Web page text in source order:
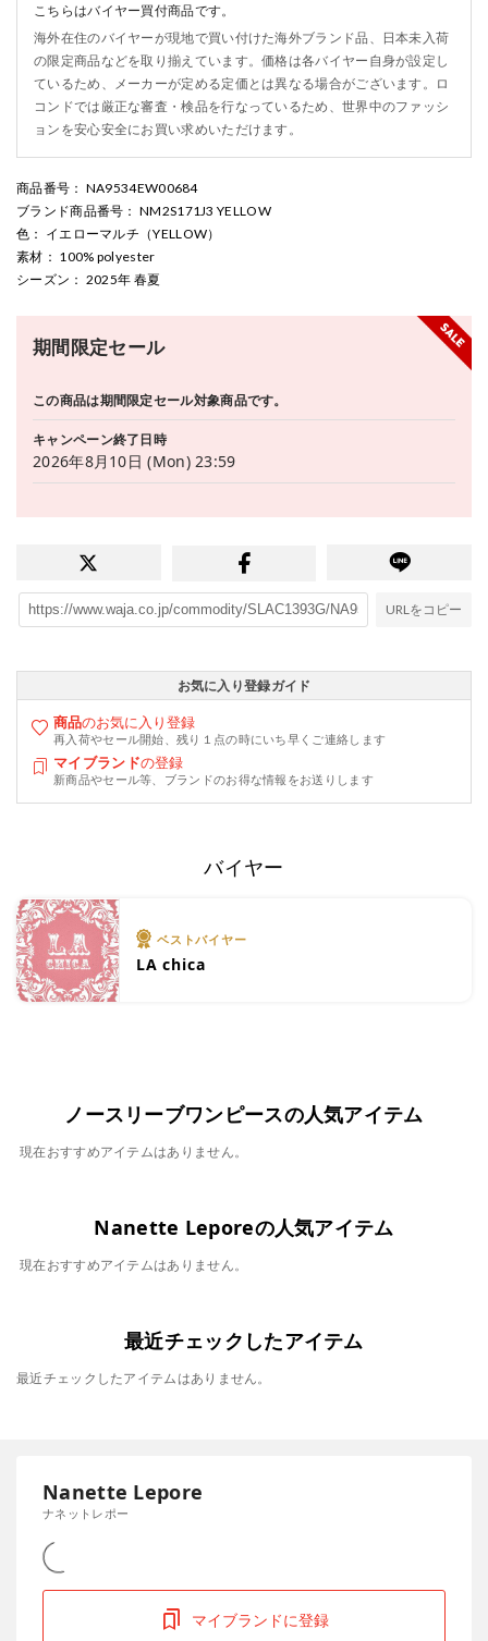
こちらはバイヤー買付商品です。
海外在住のバイヤーが現地で買い付けた海外ブランド品、日本未入荷
の限定商品などを取り揃えています。価格は各バイヤー自身が設定し
ているため、メーカーが定める定価とは異なる場合がございます。ロ
コンドでは厳正な審査・検品を行なっているため、世界中のファッシ
ョンを安心安全にお買い求めいただけます。
商品番号 ： NA9534EW00684
ブランド商品番号 ： NM2S171J3 YELLOW
色 ： イエローマルチ（YELLOW）
素材 ： 100% polyester
シーズン ： 2025年 春夏
期間限定セール
この商品は期間限定セール対象商品です。
キャンペーン終了日時
2026年8月10日 (Mon) 23:59
URLをコピー
お気に入り登録ガイド
商品のお気に入り登録
再入荷やセール開始、残り１点の時にいち早くご連絡します
マイブランドの登録
新商品やセール等、ブランドのお得な情報をお送りします
バイヤー
ベストバイヤー
LA chica
ノースリーブワンピースの人気アイテム
現在おすすめアイテムはありません。
Nanette Leporeの人気アイテム
現在おすすめアイテムはありません。
最近チェックしたアイテム
最近チェックしたアイテムはありません。
Nanette Lepore
ナネットレポー
マイブランドに登録